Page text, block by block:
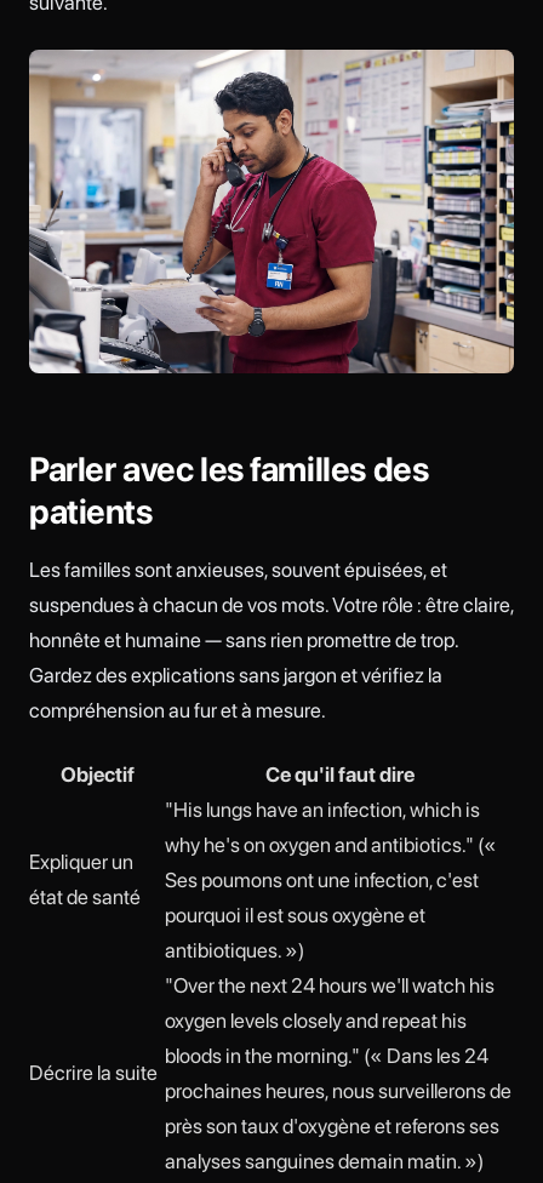
Parler avec les familles des
patients
Les familles sont anxieuses, souvent épuisées, et
suspendues à chacun de vos mots. Votre rôle : être claire,
honnête et humaine — sans rien promettre de trop.
Gardez des explications sans jargon et vérifiez la
compréhension au fur et à mesure.
Objectif Ce qu'il faut dire
Expliquer un
état de santé
"His lungs have an infection, which is
why he's on oxygen and antibiotics." («
Ses poumons ont une infection, c'est
pourquoi il est sous oxygène et
antibiotiques. »)
Décrire la suite
"Over the next 24 hours we'll watch his
oxygen levels closely and repeat his
bloods in the morning." (« Dans les 24
prochaines heures, nous surveillerons de
près son taux d'oxygène et referons ses
analyses sanguines demain matin. »)